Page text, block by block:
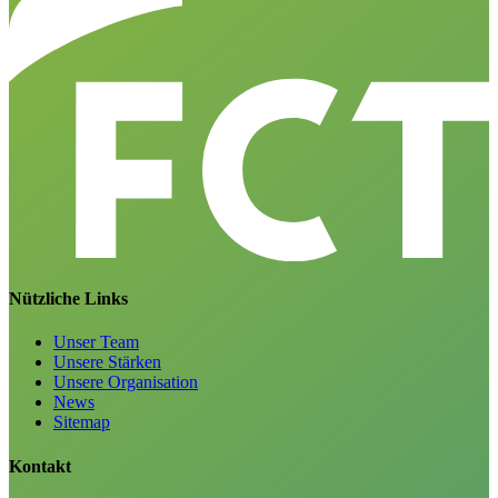
Nützliche Links
Unser Team
Unsere Stärken
Unsere Organisation
News
Sitemap
Kontakt